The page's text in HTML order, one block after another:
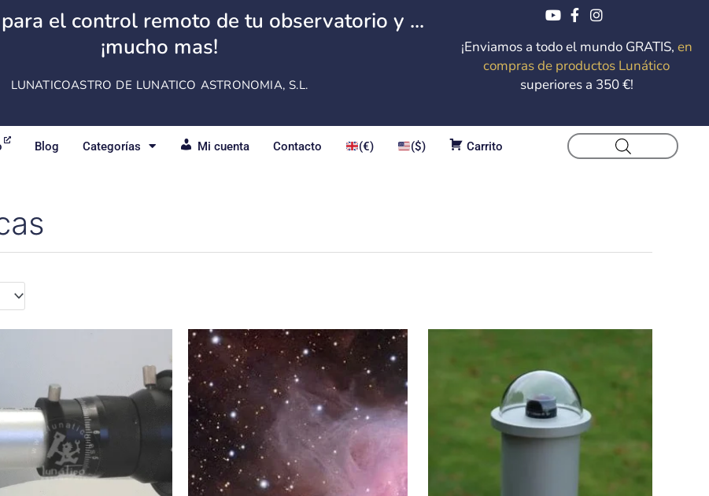
el control remoto de tu observatorio y ...
¡mucho mas!
LUNATICOASTRO DE LUNATICO ASTRONOMIA, S.L.
¡Enviamos a todo el mundo GRATIS, en
compras de productos Lunático
superiores a 350 €!
Blog Categorías Mi cuenta Contacto (€) ($) Carrito